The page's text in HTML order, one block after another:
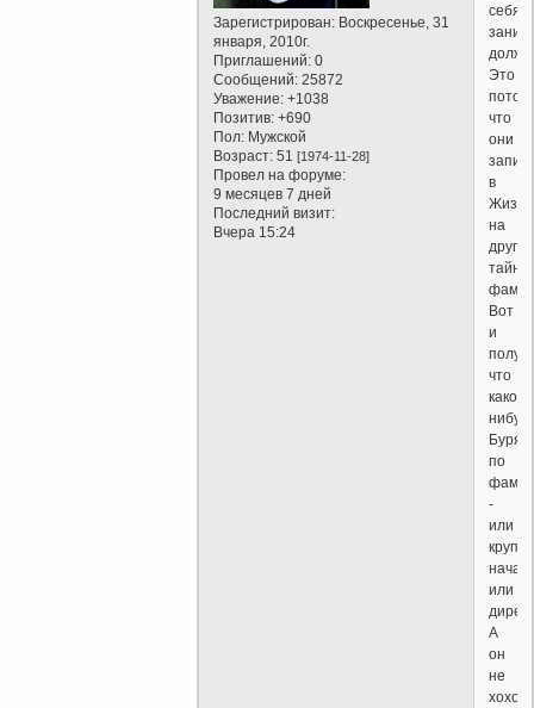
Зарегистрирован: Воскресенье, 31
января, 2010г.
Приглашений: 0
Сообщений: 25872
Уважение: +1038
Позитив: +690
Пол: Мужской
Возраст: 51[1974-11-28]
Провел на форуме:
9 месяцев 7 дней
Последний визит:
Вчера 15:24
себя
Это
что
они
в
Жизни
на
Вот
и
что
какой-
Буряк
по
-
или
или
А
он
не
хохол,